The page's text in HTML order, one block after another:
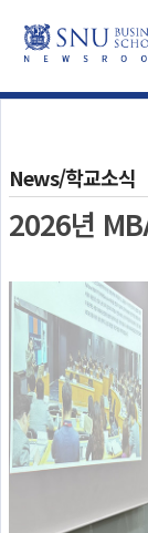
News/학교소식
2026년